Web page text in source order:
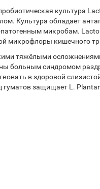
культура
Культура обладает
микробам.
микрофлоры кишечного
тяжёлыми
больным синдромом
в здоровой
гуматов защищает L.